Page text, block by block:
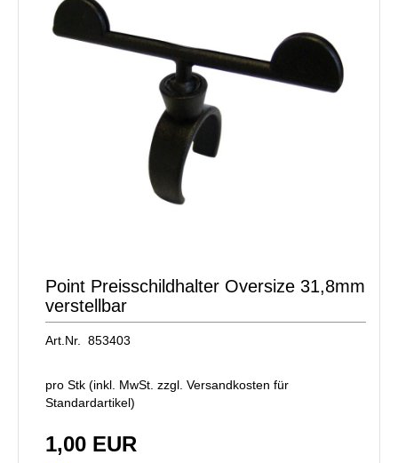
Point Preisschildhalter Oversize 31,8mm
verstellbar
Art.Nr. 853403
pro Stk (inkl. MwSt. zzgl. Versandkosten für
Standardartikel)
1,00 EUR